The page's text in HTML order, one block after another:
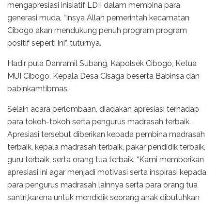
mengapresiasi inisiatif LDII dalam membina para
generasi muda, “Insya Allah pemerintah kecamatan
Cibogo akan mendukung penuh program program
positif seperti ini”, tuturnya.
Hadir pula Danramil Subang, Kapolsek Cibogo, Ketua
MUI Cibogo, Kepala Desa Cisaga beserta Babinsa dan
babinkamtibmas.
Selain acara perlombaan, diadakan apresiasi terhadap
para tokoh-tokoh serta pengurus madrasah terbaik.
Apresiasi tersebut diberikan kepada pembina madrasah
terbaik, kepala madrasah terbaik, pakar pendidik terbaik,
guru terbaik, serta orang tua terbaik. “Kami memberikan
apresiasi ini agar menjadi motivasi serta inspirasi kepada
para pengurus madrasah lainnya serta para orang tua
santri,karena untuk mendidik seorang anak dibutuhkan